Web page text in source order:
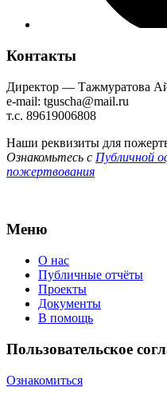
Контакты
Директор — Тажмуратова
e-mail: tguscha@mail.ru
т.с. 89619006808
Наши реквизиты для
Ознакомьтесь с Публичной
пожертвования
Меню
О нас
Публичные отчёты
Проекты
Документы
В помощь
Пользовательское
Ознакомиться